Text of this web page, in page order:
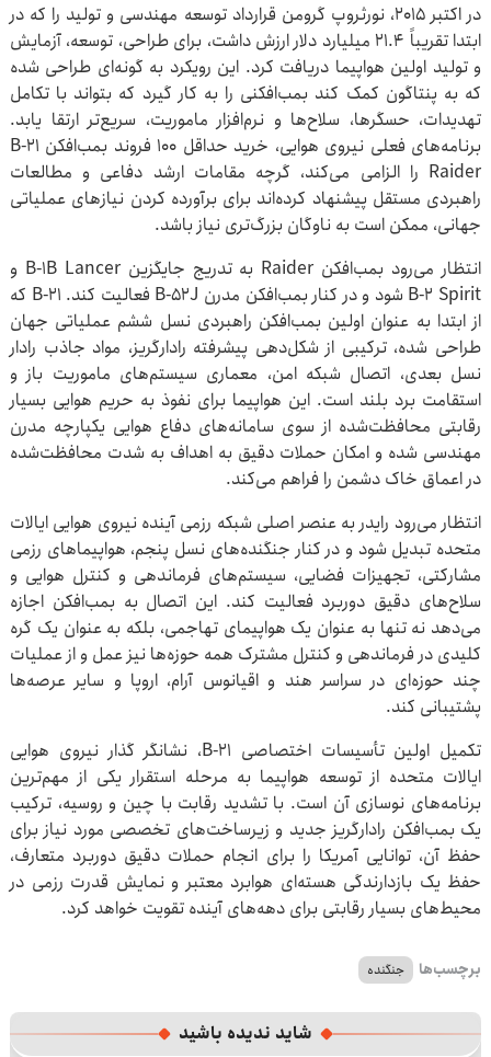
در اکتبر 2015، نورثروپ گرومن قرارداد توسعه مهندسی و تولید را که در
ابتدا تقریباً 21.4 میلیارد دلار ارزش داشت، برای طراحی، توسعه، آزمایش
و تولید اولین هواپیما دریافت کرد. این رویکرد به گونه‌ای طراحی شده
که به پنتاگون کمک کند بمب‌افکنی را به کار گیرد که بتواند با تکامل
تهدیدات، حسگرها، سلاح‌ها و نرم‌افزار ماموریت، سریع‌تر ارتقا یابد.
برنامه‌های فعلی نیروی هوایی، خرید حداقل ۱۰۰ فروند بمب‌افکن B-۲۱
Raider را الزامی می‌کند، گرچه مقامات ارشد دفاعی و مطالعات
راهبردی مستقل پیشنهاد کرده‌اند برای برآورده کردن نیازهای عملیاتی
جهانی، ممکن است به ناوگان بزرگ‌تری نیاز باشد.
انتظار می‌رود بمب‌افکن Raider به تدریج جایگزین B-۱B Lancer و
B-۲ Spirit شود و در کنار بمب‌افکن مدرن B-۵۲J فعالیت کند. B-۲۱ که
از ابتدا به عنوان اولین بمب‌افکن راهبردی نسل ششم عملیاتی جهان
طراحی شده، ترکیبی از شکل‌دهی پیشرفته رادارگریز، مواد جاذب رادار
نسل بعدی، اتصال شبکه امن، معماری سیستم‌های ماموریت باز و
استقامت برد بلند است. این هواپیما برای نفوذ به حریم هوایی بسیار
رقابتی محافظت‌شده از سوی سامانه‌های دفاع هوایی یکپارچه مدرن
مهندسی شده و امکان حملات دقیق به اهداف به شدت محافظت‌شده
در اعماق خاک دشمن را فراهم می‌کند.
انتظار می‌رود رایدر به عنصر اصلی شبکه رزمی آینده نیروی هوایی ایالات
متحده تبدیل شود و در کنار جنگنده‌های نسل پنجم، هواپیماهای رزمی
مشارکتی، تجهیزات فضایی، سیستم‌های فرماندهی و کنترل هوایی و
سلاح‌های دقیق دوربرد فعالیت کند. این اتصال به بمب‌افکن اجازه
می‌دهد نه تنها به عنوان یک هواپیمای تهاجمی، بلکه به عنوان یک گره
کلیدی در فرماندهی و کنترل مشترک همه حوزه‌ها نیز عمل و از عملیات
چند حوزه‌ای در سراسر هند و اقیانوس آرام، اروپا و سایر عرصه‌ها
پشتیبانی کند.
تکمیل اولین تأسیسات اختصاصی B-21، نشانگر گذار نیروی هوایی
ایالات متحده از توسعه هواپیما به مرحله استقرار یکی از مهم‌ترین
برنامه‌های نوسازی آن است. با تشدید رقابت با چین و روسیه، ترکیب
یک بمب‌افکن رادارگریز جدید و زیرساخت‌های تخصصی مورد نیاز برای
حفظ آن، توانایی آمریکا را برای انجام حملات دقیق دوربرد متعارف،
حفظ یک بازدارندگی هسته‌ای هوابرد معتبر و نمایش قدرت رزمی در
محیط‌های بسیار رقابتی برای دهه‌های آینده تقویت خواهد کرد.
برچسب‌ها جنگنده
شاید ندیده باشید